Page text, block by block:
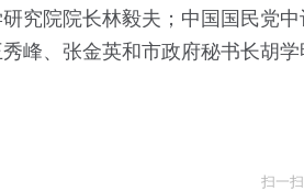
究院院长林毅夫；中国国民党
峰、张金英和市政府秘书长胡学
扫一